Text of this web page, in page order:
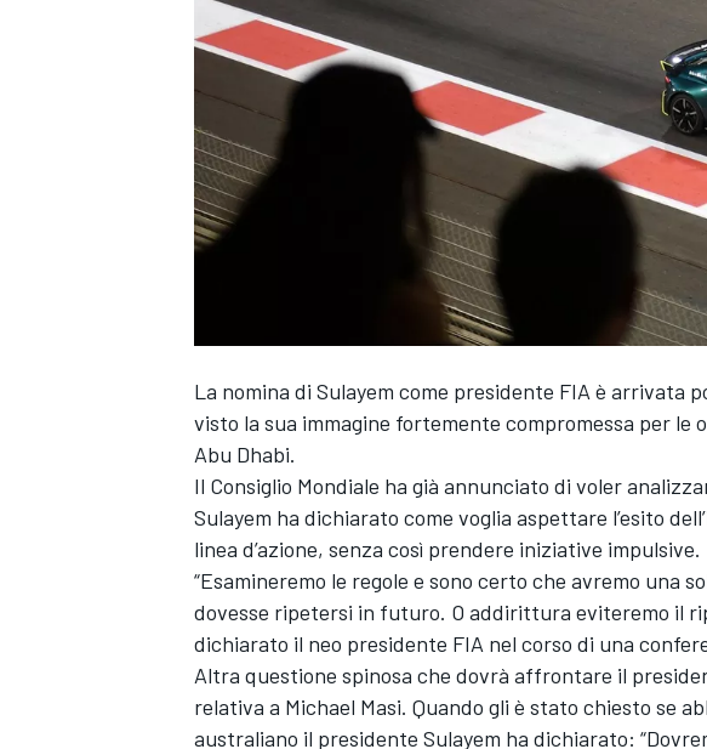
MONOPOSTO
La nomina di Sulayem come presidente FIA è arrivata
visto la sua immagine fortemente compromessa per le
Abu Dhabi.
Il Consiglio Mondiale ha già annunciato di voler
Sulayem ha dichiarato come voglia aspettare l’esito
linea d’azione, senza così prendere iniziative impulsive.
“Esamineremo le regole e sono certo che avremo una
dovesse ripetersi in futuro. O addirittura eviteremo il
dichiarato il neo presidente FIA nel corso di una
Altra questione spinosa che dovrà affrontare il
relativa a Michael Masi. Quando gli è stato chiesto se
australiano il presidente Sulayem ha dichiarato: